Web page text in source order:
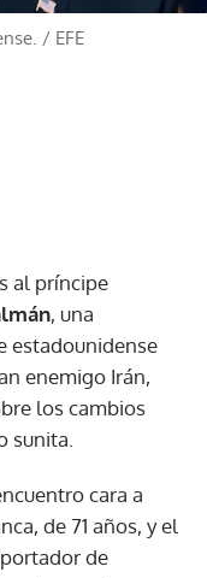
/ EFE
al príncipe
, una
estadounidense
enemigo Irán,
los cambios
sunita.
cara a
de 71 años, y el
de